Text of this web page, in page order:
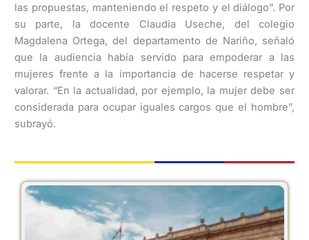
las propuestas, manteniendo el respeto y el diálogo”. Por
su parte, la docente Claudia Useche, del colegio
Magdalena Ortega, del departamento de Nariño, señaló
que la audiencia había servido para empoderar a las
mujeres frente a la importancia de hacerse respetar y
valorar. “En la actualidad, por ejemplo, la mujer debe ser
considerada para ocupar iguales cargos que el hombre”,
subrayó.